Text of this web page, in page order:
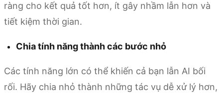
ràng cho kết quả tốt hơn, ít gây nhầm lẫn hơn và
tiết kiệm thời gian.
Chia tính năng thành các bước nhỏ
Các tính năng lớn có thể khiến cả bạn lẫn AI bối
rối. Hãy chia nhỏ thành những tác vụ dễ xử lý hơn,